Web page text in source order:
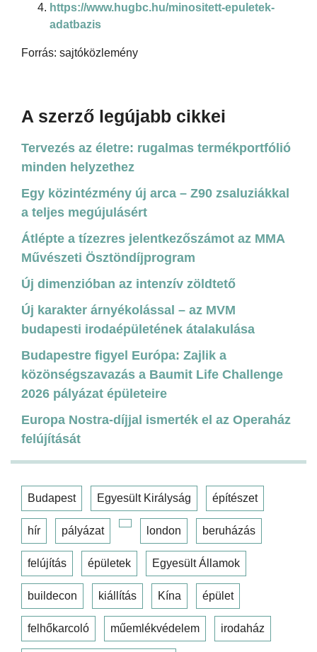
https://www.hugbc.hu/minositett-epuletek-
adatbazis
Forrás: sajtóközlemény
A szerző legújabb cikkei
Tervezés az életre: rugalmas termékportfólió
minden helyzethez
Egy közintézmény új arca – Z90 zsaluziákkal
a teljes megújulásért
Átlépte a tízezres jelentkezőszámot az MMA
Művészeti Ösztöndíjprogram
Új dimenzióban az intenzív zöldtető
Új karakter árnyékolással – az MVM
budapesti irodaépületének átalakulása
Budapestre figyel Európa: Zajlik a
közönségszavazás a Baumit Life Challenge
2026 pályázat épületeire
Europa Nostra-díjjal ismerték el az Operaház
felújítását
Budapest Egyesült Királyság építészet
hír pályázat london beruházás
felújítás épületek Egyesült Államok
buildecon kiállítás Kína épület
felhőkarcoló műemlékvédelem irodaház